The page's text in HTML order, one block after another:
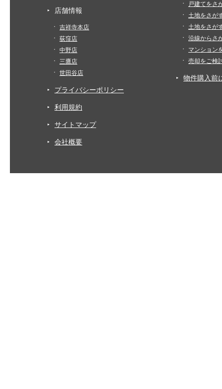
店舗情報
吉祥寺本店
荻窪店
中野店
三鷹店
世田谷店
プライバシーポリシー
利用規約
サイトマップ
会社概要
戸建てをさ
土地をさが
土地をさが
沿線からさ
マンション
売却をご検
物件購入前